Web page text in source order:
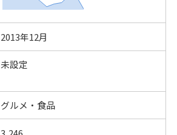
2013年12月
未設定
グルメ・食品